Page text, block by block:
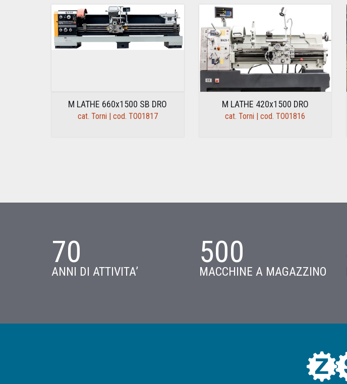
M LATHE 660x1500 SB DRO
cat. Torni | cod. TO01817
M LATHE 420x1500 DRO
cat. Torni | cod. TO01816
70
ANNI DI ATTIVITA’
500
MACCHINE A MAGAZZINO